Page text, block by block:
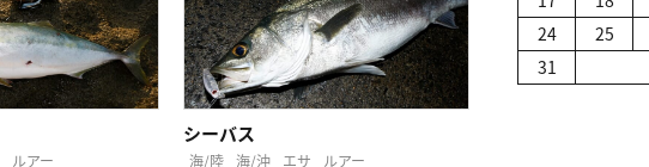
ルアー
シーバス
海/陸 海/沖 エサ ルアー
24
25
31